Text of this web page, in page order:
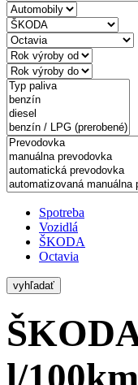
Spotreba
Vozidlá
ŠKODA
Octavia
vyhľadať